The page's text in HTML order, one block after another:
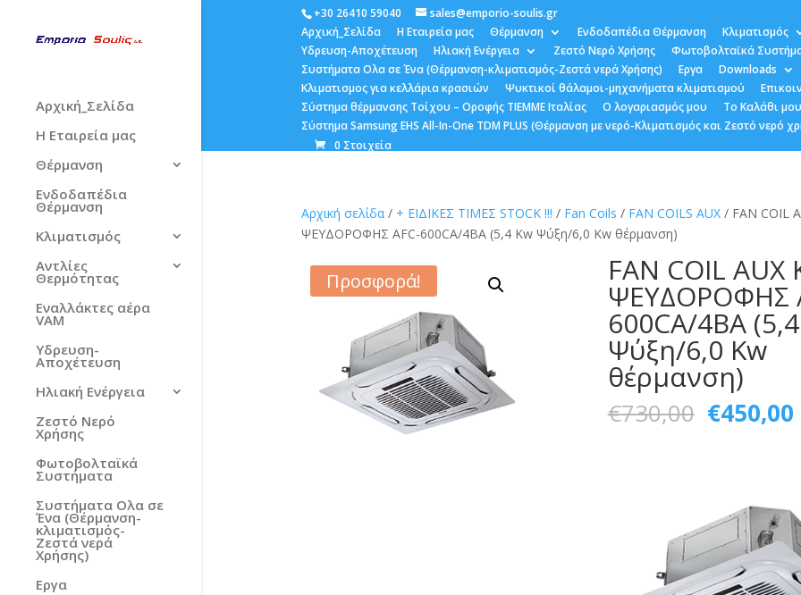
+30 26410 59040
sales@emporio-soulis.gr
Αρχική_Σελίδα
Η Εταιρεία μας Θέρμανση Ενδοδαπέδια Θέρμανση Κλιματισμός
Υδρευση-Αποχέτευση
Ηλιακή Ενέργεια Ζεστό Νερό Χρήσης
Φωτοβολταϊκά
Συστήματα Ολα σε Ένα (Θέρμανση-κλιματισμός-Ζεστά νερά Χρήσης)
Εργα Downloads
Κλιματισμος για κελλάρια κρασιών
Ψυκτικοί θάλαμοι-μηχανήματα κλιματισμού
Σύστημα θέρμανσης Τοίχου – Οροφής TIEMME Ιταλίας
Ο λογαριασμός μου
Το Καλάθι μου
Σύστημα Samsung EHS All-In-One TDM PLUS (Θέρμανση με νερό-Κλιματισμός και Ζεστό νερό
0 Στοιχεία
Αρχική_Σελίδα
Η Εταιρεία μας
Θέρμανση
Ενδοδαπέδια
Θέρμανση
Κλιματισμός
Αντλίες
Θερμότητας
Εναλλάκτες αέρα
VAM
Υδρευση-
Αποχέτευση
Ηλιακή Ενέργεια
Ζεστό Νερό
Χρήσης
Φωτοβολταϊκά
Συστήματα
Συστήματα Ολα σε
Ένα (Θέρμανση-
κλιματισμός-
Ζεστά νερά
Χρήσης)
Εργα
Αρχική σελίδα/ + ΕΙΔΙΚΕΣ ΤΙΜΕΣ STOCK !!! / Fan Coils / FAN COILS AUX/ FAN COIL
ΨΕΥΔΟΡΟΦΗΣ AFC-600CA/4BA (5,4 Kw Ψύξη/6,0 Kw θέρμανση)
Προσφορά! FAN COIL
ΨΕΥΔΟΡΟΦΗΣ
600CA/4BA
Ψύξη/6,0 Kw
θέρμανση)
€730,00 Original
price
€450,00Η